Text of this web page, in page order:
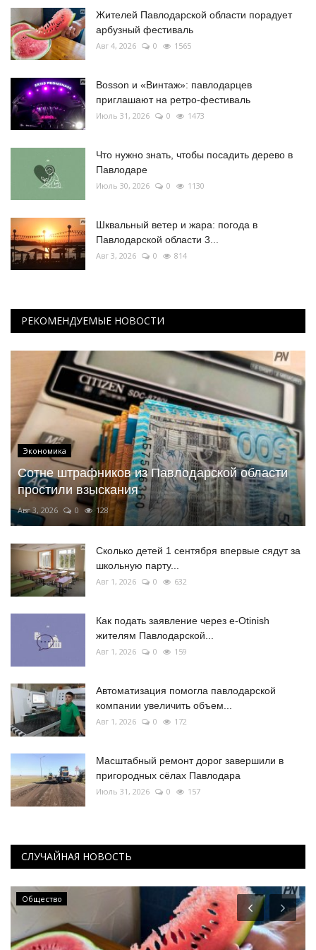
Жителей Павлодарской области порадует
арбузный фестиваль
Авг 4, 2026 0 1565
Bosson и «Винтаж»: павлодарцев
приглашают на ретро-фестиваль
Июль 31, 2026 0 1473
Что нужно знать, чтобы посадить дерево в
Павлодаре
Июль 30, 2026 0 1130
Шквальный ветер и жара: погода в
Павлодарской области 3...
Авг 3, 2026 0 814
РЕКОМЕНДУЕМЫЕ НОВОСТИ
Экономика
Сотне штрафников из Павлодарской области
простили взыскания
Авг 3, 2026 0 128
Сколько детей 1 сентября впервые сядут за
школьную парту...
Авг 1, 2026 0 632
Как подать заявление через e-Otinish
жителям Павлодарской...
Авг 1, 2026 0 159
Автоматизация помогла павлодарской
компании увеличить объем...
Авг 1, 2026 0 172
Масштабный ремонт дорог завершили в
пригородных сёлах Павлодара
Июль 31, 2026 0 157
СЛУЧАЙНАЯ НОВОСТЬ
Экономика